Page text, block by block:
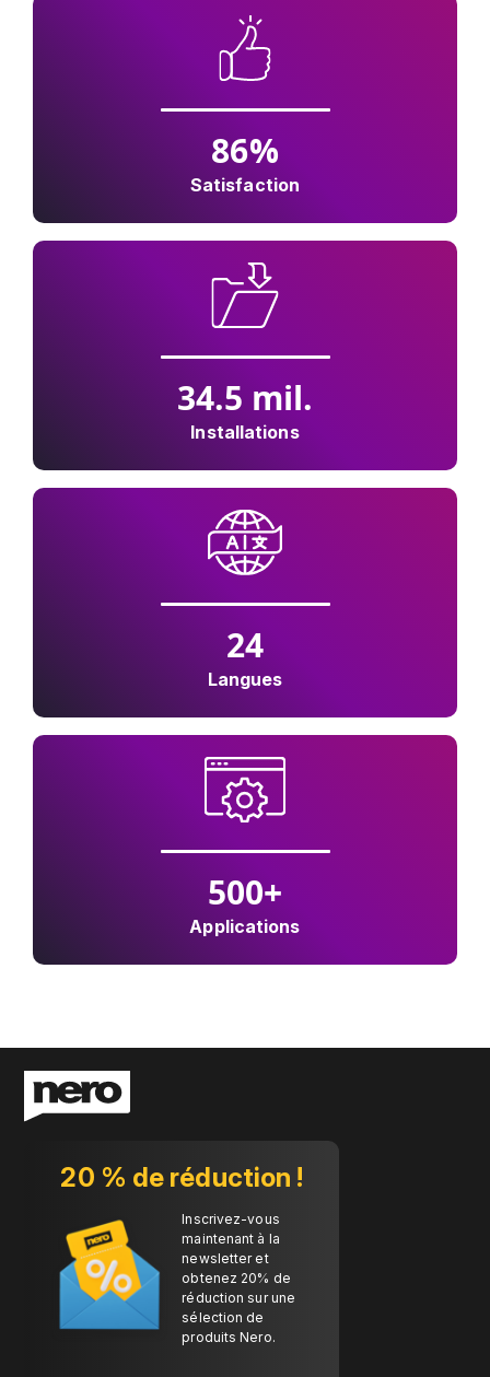
86%
Satisfaction
34.5 mil.
Installations
24
Langues
500+
Applications
20 % de réduction !
Inscrivez-vous
maintenant à la
newsletter et
obtenez 20% de
réduction sur une
sélection de
produits Nero.